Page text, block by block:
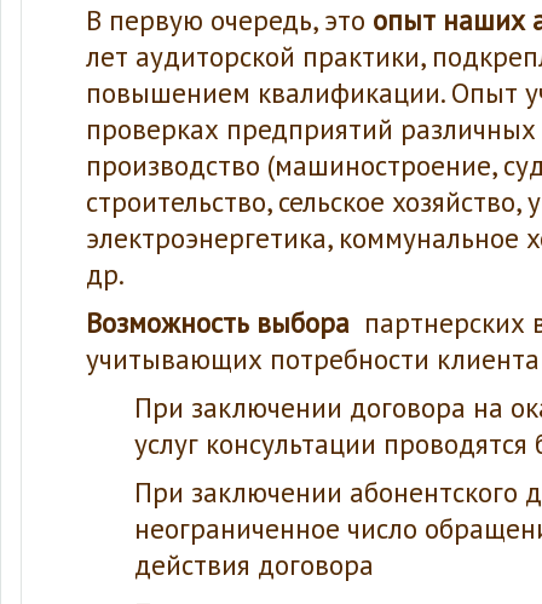
В первую очередь, это опыт наших
лет аудиторской практики,
повышением квалификации. Опыт
проверках предприятий
производство (машиностроение,
строительство, сельское хозяйство,
электроэнергетика, коммунальное
др.
Возможность выбора партнерских
учитывающих потребности
При заключении договора на
услуг консультации проводятся
При заключении абонентского
неограниченное число
действия договора